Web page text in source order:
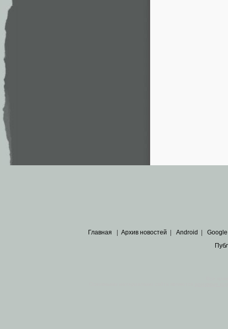
Главная Архив новостей Android Google